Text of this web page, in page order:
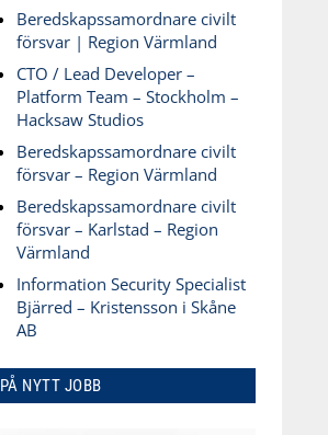
Beredskapssamordnare civilt
försvar | Region Värmland
CTO / Lead Developer –
Platform Team – Stockholm –
Hacksaw Studios
Beredskapssamordnare civilt
försvar – Region Värmland
Beredskapssamordnare civilt
försvar – Karlstad – Region
Värmland
Information Security Specialist
Bjärred – Kristensson i Skåne
AB
PÅ NYTT JOBB